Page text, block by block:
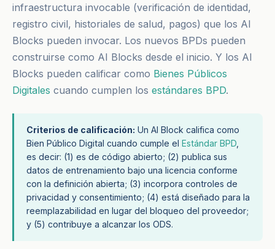
infraestructura invocable (verificación de identidad,
registro civil, historiales de salud, pagos) que los AI
Blocks pueden invocar. Los nuevos BPDs pueden
construirse como AI Blocks desde el inicio. Y los AI
Blocks pueden calificar como Bienes Públicos
Digitales cuando cumplen los estándares BPD.
Criterios de calificación: Un AI Block califica como
Bien Público Digital cuando cumple el Estándar BPD
es decir: (1) es de código abierto; (2) publica sus
datos de entrenamiento bajo una licencia conforme
con la definición abierta; (3) incorpora controles de
privacidad y consentimiento; (4) está diseñado para la
reemplazabilidad en lugar del bloqueo del proveedor;
y (5) contribuye a alcanzar los ODS.